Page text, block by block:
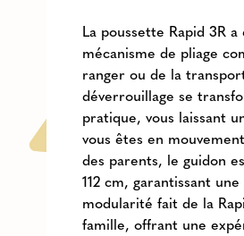
La poussette Rapid 3R
mécanisme de pliage
ranger ou de la
déverrouillage se
pratique, vous laissant
vous êtes en
des parents, le guidon
112 cm, garantissant
modularité fait de la
famille, offrant une